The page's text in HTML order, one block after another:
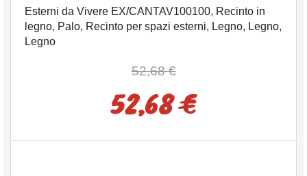
Esterni da Vivere EX/CANTAV100100, Recinto in
legno, Palo, Recinto per spazi esterni, Legno, Legno,
Legno
52,68 €
52,68 €